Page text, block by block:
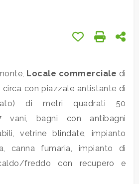
Stampa:
Preferiti: Cod.
Locale commerciale di
circa con piazzale antistante di
di metri quadrati 50
vani, bagni con antibagni
vetrine blindate, impianto
canna fumaria, impianto di
freddo con recupero e